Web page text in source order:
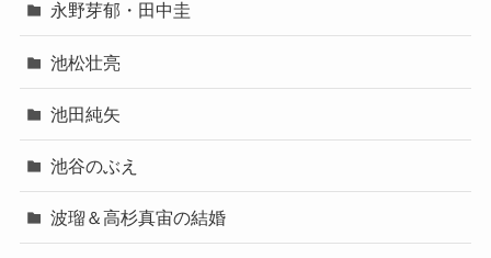
永野芽郁・田中圭
池松壮亮
池田純矢
池谷のぶえ
波瑠＆高杉真宙の結婚